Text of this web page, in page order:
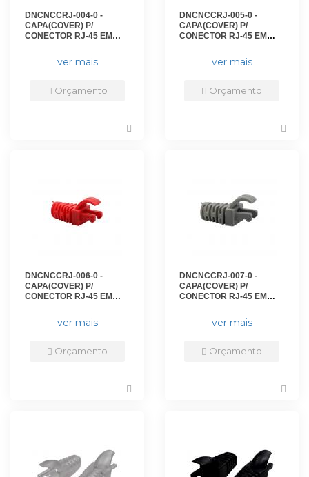
DNCNCCRJ-004-0 -
CAPA(COVER) P/
CONECTOR RJ-45 EM
DN-6220900010 - D-NET
ver mais
Orçamento
DNCNCCRJ-005-0 -
CAPA(COVER) P/
CONECTOR RJ-45 EM
6220700010 - D-NET
ver mais
Orçamento
DNCNCCRJ-006-0 -
CAPA(COVER) P/
CONECTOR RJ-45 EM
- DN-6221900010 - D-NET
ver mais
Orçamento
DNCNCCRJ-007-0 -
CAPA(COVER) P/
CONECTOR RJ-45 EM
6221100010 - D-NET
ver mais
Orçamento